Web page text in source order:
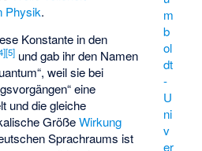
m
b
ol
dt
-
U
ni
v
er
Physik.
Konstante in den
][5] und gab ihr den Namen
weil sie bei
eine
und die gleiche
GrößeWirkung
Sprachraums ist